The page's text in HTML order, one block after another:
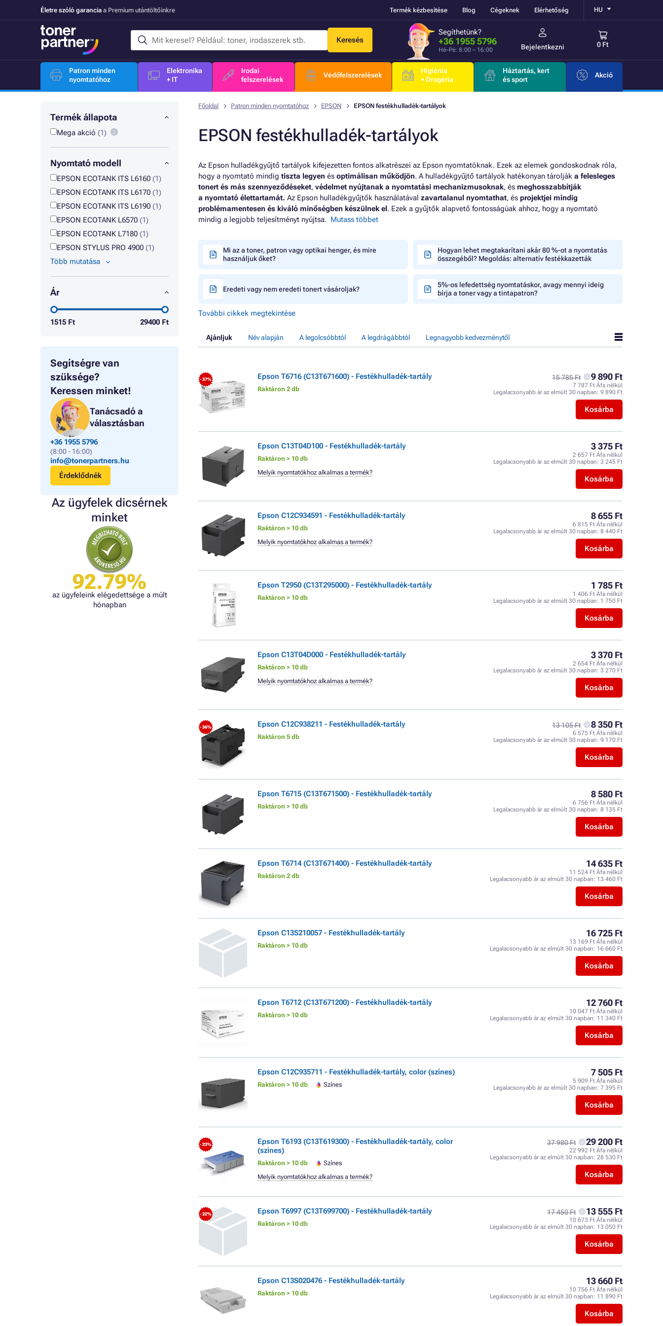
Életre szóló garancia a Premium utántöltőinkre Termék kézbesítése Blog Cégeknek Elérhetőség HU
Keresés
Segíthetünk?
+36 1955 5796
Hé–Pé: 8:00 – 16:00 Bejelentkezni 0 Ft
Patron minden
nyomtatóhoz
Elektronika
+ IT
Irodai
felszerelések
Védőfelszerelések
Higiénia
+ Drogéria
Háztartás, kert
és sport
Akció
Termék állapota
Mega akció (1)
Nyomtató modell
EPSON ECOTANK ITS L6160 (1)
EPSON ECOTANK ITS L6170 (1)
EPSON ECOTANK ITS L6190 (1)
EPSON ECOTANK L6570 (1)
EPSON ECOTANK L7180 (1)
EPSON STYLUS PRO 4900 (1)
Több mutatása
Ár
1515 Ft 29400 Ft
Segítségre van
szüksége?
Keressen minket!
Tanácsadó a
választásban
+36 1955 5796
(8:00 - 16:00)
info@tonerpartners.hu
Érdeklődnék
Az ügyfelek dicsérnek
minket
92.79%
az ügyfeleink elégedettsége a múlt
hónapban
Főoldal Patron minden nyomtatóhoz EPSON EPSON festékhulladék-tartályok
EPSON festékhulladék-tartályok
Az Epson hulladékgyűjtő tartályok kifejezetten fontos alkatrészei az Epson nyomtatóknak. Ezek az elemek gondoskodnak róla,
hogy a nyomtató mindig tiszta legyen és optimálisan működjön. A hulladékgyűjtő tartályok hatékonyan tárolják a felesleges
tonert és más szennyeződéseket, védelmet nyújtanak a nyomtatási mechanizmusoknak, és meghosszabbítják
a nyomtató élettartamát. Az Epson hulladékgyűjtők használatával zavartalanul nyomtathat, és projektjei mindig
problémamentesen és kiváló minőségben készülnek el. Ezek a gyűjtők alapvető fontosságúak ahhoz, hogy a nyomtató
mindig a legjobb teljesítményt nyújtsa. Mutass többet
Mi az a toner, patron vagy optikai henger, és mire
használjuk őket?
Hogyan lehet megtakarítani akár 80 %-ot a nyomtatás
összegéből? Megoldás: alternatív festékkazetták
Eredeti vagy nem eredeti tonert vásároljak?
5%-os lefedettség nyomtatáskor, avagy mennyi ideig
bírja a toner vagy a tintapatron?
További cikkek megtekintése
Ajánljuk Név alapján A legolcsóbbtól A legdrágábbtól Legnagyobb kedvezménytől
- 37% Epson T6716 (C13T671600) - Festékhulladék-tartály
Raktáron 2 db
15 785 Ft 9 890 Ft
7 787 Ft Áfa nélkül
Legalacsonyabb ár az elmúlt 30 napban: 9 890 Ft
Kosárba
Epson C13T04D100 - Festékhulladék-tartály
Raktáron > 10 db
3 375 Ft
2 657 Ft Áfa nélkül
Legalacsonyabb ár az elmúlt 30 napban: 3 245 Ft
Kosárba
Melyik nyomtatókhoz alkalmas a termék?
Epson C12C934591 - Festékhulladék-tartály
Raktáron > 10 db
8 655 Ft
6 815 Ft Áfa nélkül
Legalacsonyabb ár az elmúlt 30 napban: 8 440 Ft
Kosárba
Melyik nyomtatókhoz alkalmas a termék?
Epson T2950 (C13T295000) - Festékhulladék-tartály
Raktáron > 10 db
1 785 Ft
1 406 Ft Áfa nélkül
Legalacsonyabb ár az elmúlt 30 napban: 1 750 Ft
Kosárba
Epson C13T04D000 - Festékhulladék-tartály
Raktáron > 10 db
3 370 Ft
2 654 Ft Áfa nélkül
Legalacsonyabb ár az elmúlt 30 napban: 3 270 Ft
Kosárba
Melyik nyomtatókhoz alkalmas a termék?
- 36% Epson C12C938211 - Festékhulladék-tartály
Raktáron 5 db
13 105 Ft 8 350 Ft
6 575 Ft Áfa nélkül
Legalacsonyabb ár az elmúlt 30 napban: 9 170 Ft
Kosárba
Epson T6715 (C13T671500) - Festékhulladék-tartály
Raktáron > 10 db
8 580 Ft
6 756 Ft Áfa nélkül
Legalacsonyabb ár az elmúlt 30 napban: 8 135 Ft
Kosárba
Epson T6714 (C13T671400) - Festékhulladék-tartály
Raktáron 2 db
14 635 Ft
11 524 Ft Áfa nélkül
Legalacsonyabb ár az elmúlt 30 napban: 13 460 Ft
Kosárba
Epson C13S210057 - Festékhulladék-tartály
Raktáron > 10 db
16 725 Ft
13 169 Ft Áfa nélkül
Legalacsonyabb ár az elmúlt 30 napban: 16 660 Ft
Kosárba
Epson T6712 (C13T671200) - Festékhulladék-tartály
Raktáron > 10 db
12 760 Ft
10 047 Ft Áfa nélkül
Legalacsonyabb ár az elmúlt 30 napban: 11 340 Ft
Kosárba
Epson C12C935711 - Festékhulladék-tartály, color (színes)
Raktáron > 10 db Színes
7 505 Ft
5 909 Ft Áfa nélkül
Legalacsonyabb ár az elmúlt 30 napban: 7 395 Ft
Kosárba
- 23%
Epson T6193 (C13T619300) - Festékhulladék-tartály, color
(színes)
Raktáron > 10 db Színes
37 980 Ft 29 200 Ft
22 992 Ft Áfa nélkül
Legalacsonyabb ár az elmúlt 30 napban: 28 530 Ft
Kosárba
Melyik nyomtatókhoz alkalmas a termék?
- 22% Epson T6997 (C13T699700) - Festékhulladék-tartály
Raktáron > 10 db
17 450 Ft 13 555 Ft
10 673 Ft Áfa nélkül
Legalacsonyabb ár az elmúlt 30 napban: 13 050 Ft
Kosárba
Epson C13S020476 - Festékhulladék-tartály
Raktáron > 10 db
13 660 Ft
10 756 Ft Áfa nélkül
Legalacsonyabb ár az elmúlt 30 napban: 11 890 Ft
Kosárba